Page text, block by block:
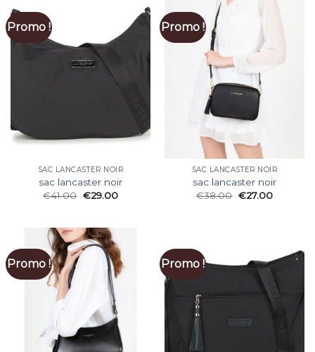
Promo !
SAC LANCASTER NOIR
sac lancaster noir
€41.00 €29.00
Promo !
SAC LANCASTER NOIR
sac lancaster noir
€38.00 €27.00
Promo ! Promo !